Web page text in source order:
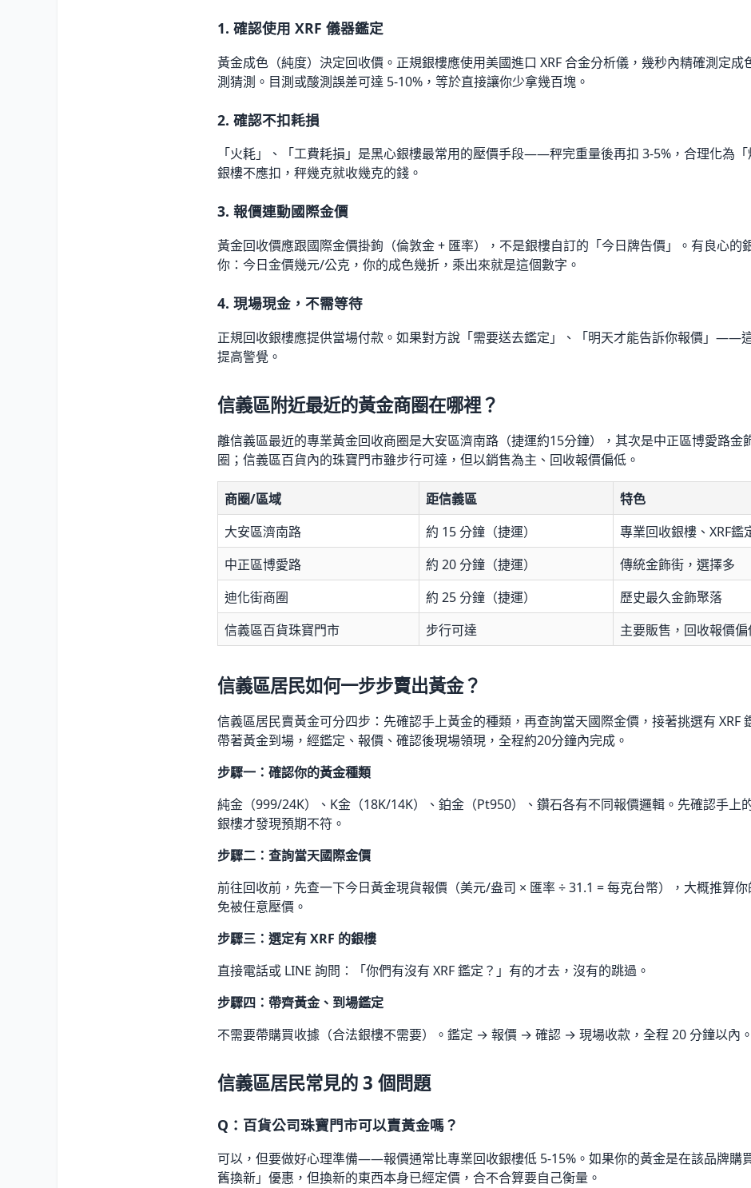
1. 確認使用 XRF 儀器鑑定
黃金成色（純度）決定回收價。正規銀樓應使用美國進口 XRF 合金分析儀，幾秒內精確測定成
測猜測。目測或酸測誤差可達 5-10%，等於直接讓你少拿幾百塊。
2. 確認不扣耗損
「火耗」、「工費耗損」是黑心銀樓最常用的壓價手段——秤完重量後再扣 3-5%，合理化為
銀樓不應扣，秤幾克就收幾克的錢。
3. 報價連動國際金價
黃金回收價應跟國際金價掛鉤（倫敦金 + 匯率），不是銀樓自訂的「今日牌告價」。有良心的
你：今日金價幾元/公克，你的成色幾折，乘出來就是這個數字。
4. 現場現金，不需等待
正規回收銀樓應提供當場付款。如果對方說「需要送去鑑定」、「明天才能告訴你報價」——
提高警覺。
信義區附近最近的黃金商圈在哪裡？
離信義區最近的專業黃金回收商圈是大安區濟南路（捷運約15分鐘），其次是中正區博愛路金
圈；信義區百貨內的珠寶門市雖步行可達，但以銷售為主、回收報價偏低。
商圈/區域 距信義區
特色
大安區濟南路
約 15 分鐘（捷運）
專業回收銀樓、XRF鑑
中正區博愛路
約 20 分鐘（捷運）
傳統金飾街，選擇多
迪化街商圈
約 25 分鐘（捷運）
歷史最久金飾聚落
信義區百貨珠寶門市
步行可達 主要販售，回收報價偏
信義區居民如何一步步賣出黃金？
信義區居民賣黃金可分四步：先確認手上黃金的種類，再查詢當天國際金價，接著挑選有 XRF
帶著黃金到場，經鑑定、報價、確認後現場領現，全程約20分鐘內完成。
步驟一：確認你的黃金種類
純金（999/24K）、K金（18K/14K）、鉑金（Pt950）、鑽石各有不同報價邏輯。先確認手上
銀樓才發現預期不符。
步驟二：查詢當天國際金價
前往回收前，先查一下今日黃金現貨報價（美元/盎司 × 匯率 ÷ 31.1 = 每克台幣），大概推算
免被任意壓價。
步驟三：選定有 XRF 的銀樓
直接電話或 LINE 詢問：「你們有沒有 XRF 鑑定？」有的才去，沒有的跳過。
步驟四：帶齊黃金、到場鑑定
不需要帶購買收據（合法銀樓不需要）。鑑定 → 報價 → 確認 → 現場收款，全程 20 分鐘以內。
信義區居民常見的 3 個問題
Q：百貨公司珠寶門市可以賣黃金嗎？
可以，但要做好心理準備——報價通常比專業回收銀樓低 5-15%。如果你的黃金是在該品牌購
舊換新」優惠，但換新的東西本身已經定價，合不合算要自己衡量。